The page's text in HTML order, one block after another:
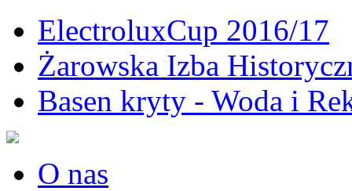
ElectroluxCup 2016/17
Żarowska Izba
Basen kryty - Woda i
O nas